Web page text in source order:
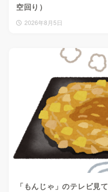
空回り）
2026年8月5日
「もんじゃ」のテレビ見